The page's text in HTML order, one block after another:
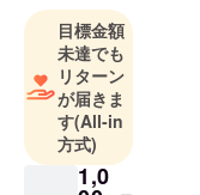
目標金額
未達でも
リターン
が届きま
す(All-in
方式)
1,0